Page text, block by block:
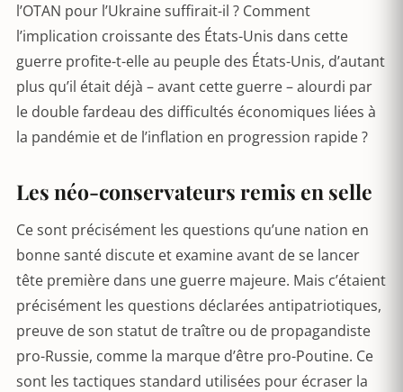
l’OTAN pour l’Ukraine suffirait-il ? Comment
l’implication croissante des États-Unis dans cette
guerre profite-t-elle au peuple des États-Unis, d’autant
plus qu’il était déjà – avant cette guerre – alourdi par
le double fardeau des difficultés économiques liées à
la pandémie et de l’inflation en progression rapide ?
Les néo-conservateurs remis en selle
Ce sont précisément les questions qu’une nation en
bonne santé discute et examine avant de se lancer
tête première dans une guerre majeure. Mais c’étaient
précisément les questions déclarées antipatriotiques,
preuve de son statut de traître ou de propagandiste
pro-Russie, comme la marque d’être pro-Poutine. Ce
sont les tactiques standard utilisées pour écraser la